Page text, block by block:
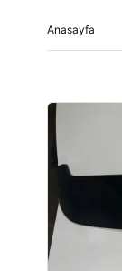
Anasayfa